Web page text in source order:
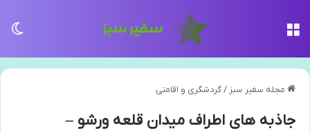
مجله سفیر سبز /گردشگری و اقامتی
جاذبه های اطراف میدان قلعه ورشو –